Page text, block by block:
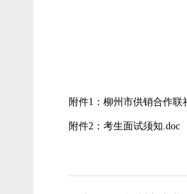
附件1：柳州市供销合作
附件2：考生面试须知.doc